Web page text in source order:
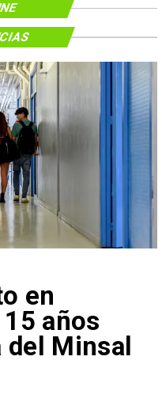
en
años
del Minsal